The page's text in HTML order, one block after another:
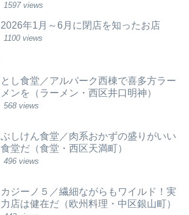
1597 views
2026年1月～6月に閉店を知ったお店
1100 views
とし食堂／アルパーク西棟で喜多方ラー
メンを（ラーメン・西区井口明神）
568 views
ぶしけん食堂／肉系おかずの盛りがいい
食堂だ（食堂・西区天満町）
496 views
カジーノ５／繊細ながらもワイルド！実
力店は健在だ（欧州料理・中区銀山町）